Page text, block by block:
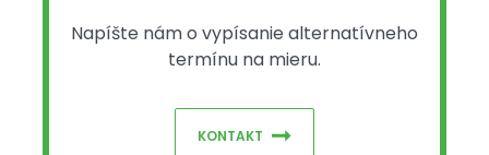
Napíšte nám o vypísanie alternatívneho
termínu na mieru.
KONTAKT